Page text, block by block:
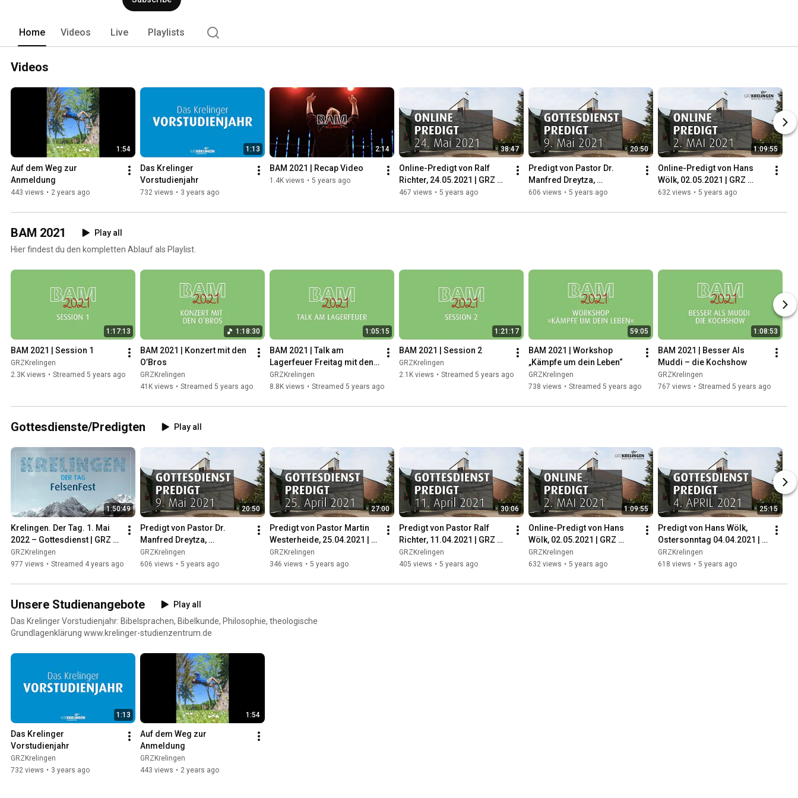
Home Videos Live Playlists
Videos
1:54
Auf dem Weg zur
Anmeldung
443 views • 2 years ago
1:13
Das Krelinger
Vorstudienjahr
732 views • 3 years ago
2:14
BAM 2021 | Recap Video
1.4K views • 5 years ago
38:47
Online-Predigt von Ralf
Richter, 24.05.2021 | GRZ
Krelingen
467 views • 5 years ago
20:50
Predigt von Pastor Dr.
Manfred Dreytza,
09.05.2021 | GRZ Krelingen
606 views • 5 years ago
1:09:55
Online-Predigt von Hans
Wölk, 02.05.2021 | GRZ
Krelingen
632 views • 5 years ago
BAM 2021
Play all
Hier findest du den kompletten Ablauf als Playlist.
1:17:13
BAM 2021 | Session 1
GRZKrelingen
2.3K views • Streamed 5 years ago
1:18:30
BAM 2021 | Konzert mit den
O’Bros
GRZKrelingen
41K views • Streamed 5 years ago
1:05:15
BAM 2021 | Talk am
Lagerfeuer Freitag mit den
O’Bros
GRZKrelingen
8.8K views • Streamed 5 years ago
1:21:17
BAM 2021 | Session 2
GRZKrelingen
2.1K views • Streamed 5 years ago
59:05
BAM 2021 | Workshop
„Kämpfe um dein Leben“
GRZKrelingen
738 views • Streamed 5 years ago
1:08:53
BAM 2021 | Besser Als
Muddi – die Kochshow
GRZKrelingen
767 views • Streamed 5 years ago
Gottesdienste/Predigten Play all
1:50:49
Krelingen. Der Tag. 1. Mai
2022 – Gottesdienst | GRZ
Krelingen
GRZKrelingen
977 views • Streamed 4 years ago
20:50
Predigt von Pastor Dr.
Manfred Dreytza,
09.05.2021 | GRZ Krelingen
GRZKrelingen
606 views • 5 years ago
27:00
Predigt von Pastor Martin
Westerheide, 25.04.2021 |
GRZ Krelingen
GRZKrelingen
346 views • 5 years ago
30:06
Predigt von Pastor Ralf
Richter, 11.04.2021 | GRZ
Krelingen
GRZKrelingen
405 views • 5 years ago
1:09:55
Online-Predigt von Hans
Wölk, 02.05.2021 | GRZ
Krelingen
GRZKrelingen
632 views • 5 years ago
25:15
Predigt von Hans Wölk,
Ostersonntag 04.04.2021 |
GRZ Krelingen
GRZKrelingen
618 views • 5 years ago
Unsere Studienangebote
Play all
Das Krelinger Vorstudienjahr: Bibelsprachen, Bibelkunde, Philosophie, theologische
Grundlagenklärung www.krelinger-studienzentrum.de
1:13
Das Krelinger
Vorstudienjahr
GRZKrelingen
732 views • 3 years ago
1:54
Auf dem Weg zur
Anmeldung
GRZKrelingen
443 views • 2 years ago